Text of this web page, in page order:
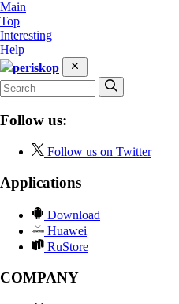
Main
Top
Interesting
Help
periskop
Follow us:
Follow us on Twitter
Applications
Download
Huawei
RuStore
COMPANY